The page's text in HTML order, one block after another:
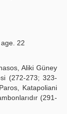
22
Aliki Güney
(272-273; 323-
Katapoliani
(291-